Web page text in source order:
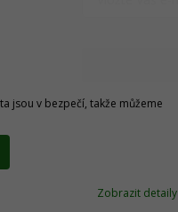
jsou v bezpečí, takže můžeme
Zobrazit detaily